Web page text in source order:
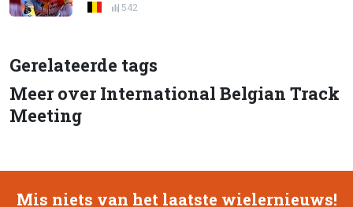
542
Gerelateerde tags
Meer over International Belgian Track
Meeting
Mis niets van het laatste wielernieuws!